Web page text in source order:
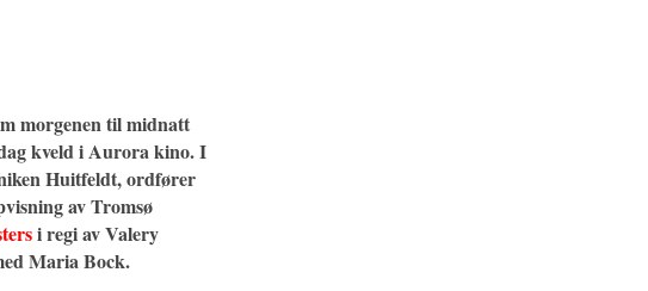
morgenen til midnatt
kveld i Aurora kino. I
Huitfeldt, ordfører
av Tromsø
i regi avValery
Maria Bock.